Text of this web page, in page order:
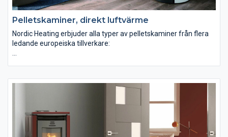
Pelletskaminer, direkt luftvärme
Nordic Heating erbjuder alla typer av pelletskaminer från flera
ledande europeiska tillverkare:
Vattenmantlade pelletskaminer
Våra pelletskaminer för luftvärme med eller utan
kanalanslutning börjar vid effekter på 5 kW och erbjuds upp till
28 kW. De större passar t.ex. den större bostaden,
samlingslokaler, verkstäder, konferenscentra etc.